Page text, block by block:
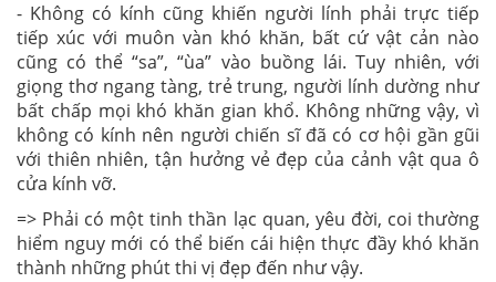
- Không có kính cũng khiến người lính phải trực tiếp
tiếp xúc với muôn vàn khó khăn, bất cứ vật cản nào
cũng có thể “sa”, “ùa” vào buồng lái. Tuy nhiên, với
giọng thơ ngang tàng, trẻ trung, người lính dường như
bất chấp mọi khó khăn gian khổ. Không những vậy, vì
không có kính nên người chiến sĩ đã có cơ hội gần gũi
với thiên nhiên, tận hưởng vẻ đẹp của cảnh vật qua ô
cửa kính vỡ.
=> Phải có một tinh thần lạc quan, yêu đời, coi thường
hiểm nguy mới có thể biến cái hiện thực đầy khó khăn
thành những phút thi vị đẹp đến như vậy.